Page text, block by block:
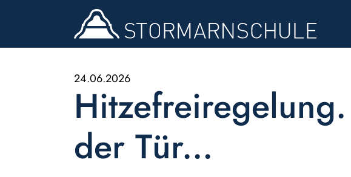
24.06.2026
der Tür...